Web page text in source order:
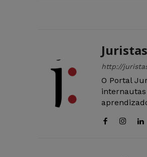
Juristas
http://
O Portal